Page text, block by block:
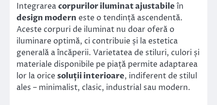
Integrareacorpurilor iluminat ajustabileîn
design modern este o tendință ascendentă.
Aceste corpuri de iluminat nu doar oferă o
iluminare optimă, ci contribuie și la estetica
generală a încăperii. Varietatea de stiluri, culori și
materiale disponibile pe piață permite adaptarea
lor la oricesoluții interioare, indiferent de stilul
ales – minimalist, clasic, industrial sau modern.